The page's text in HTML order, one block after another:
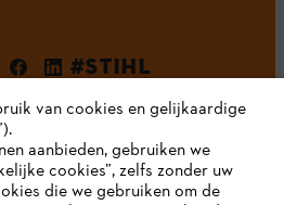
#STIHL
van cookies en gelijkaardige
aanbieden, gebruiken we
cookies”, zelfs zonder uw
die we gebruiken om de